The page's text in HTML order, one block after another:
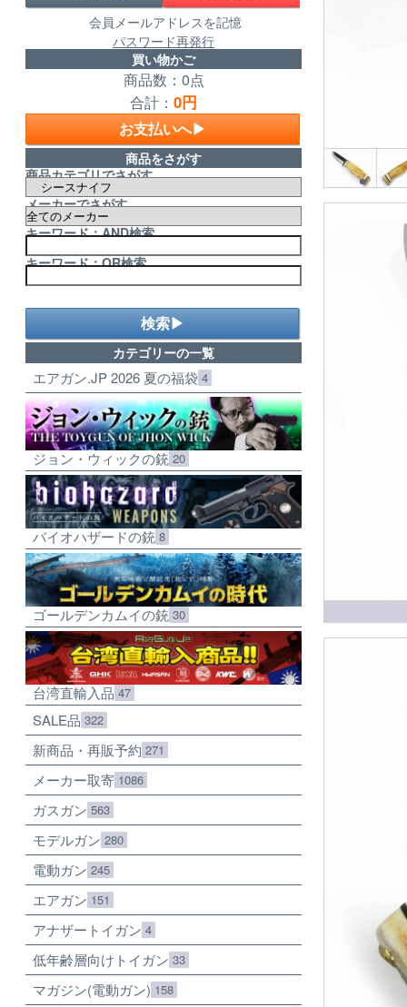
会員メールアドレスを記憶
パスワード再発行
買い物かご
商品数：0点
合計： 0円
お支払いへ▶
商品をさがす
商品カテゴリでさがす
メーカーでさがす
キーワード：AND検索
キーワード：OR検索
検索▶
カテゴリーの一覧
エアガン.JP 2026 夏の福袋 4
ジョン・ウィックの銃 20
バイオハザードの銃 8
ゴールデンカムイの銃 30
台湾直輸入品 47
SALE品 322
新商品・再販予約 271
メーカー取寄 1086
ガスガン 563
モデルガン 280
電動ガン 245
エアガン 151
アナザートイガン 4
低年齢層向けトイガン 33
マガジン(電動ガン) 158